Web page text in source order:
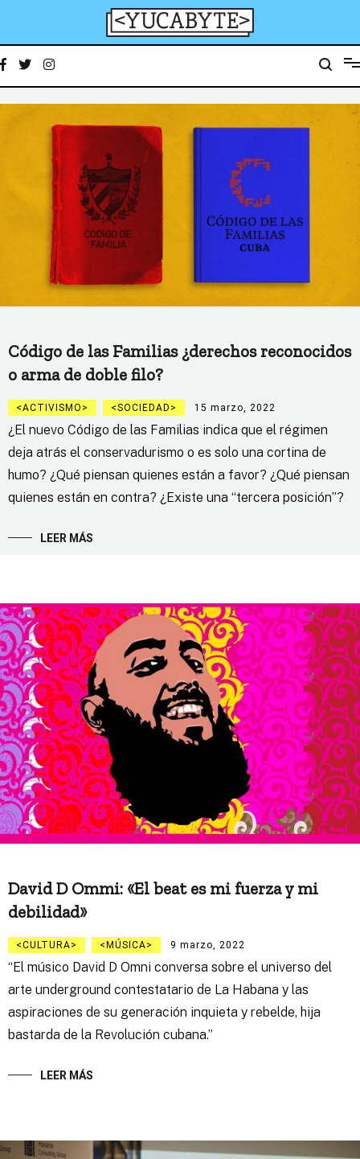
YucaByte
Código de las Familias ¿derechos reconocidos
o arma de doble filo?
ACTIVISMO SOCIEDAD 15 marzo, 2022
¿El nuevo Código de las Familias indica que el régimen
deja atrás el conservadurismo o es solo una cortina de
humo? ¿Qué piensan quienes están a favor? ¿Qué piensan
quienes están en contra? ¿Existe una “tercera posición”?
LEER MÁS
David D Ommi: «El beat es mi fuerza y mi
debilidad»
CULTURA MÚSICA 9 marzo, 2022
“El músico David D Omni conversa sobre el universo del
arte underground contestatario de La Habana y las
aspiraciones de su generación inquieta y rebelde, hija
bastarda de la Revolución cubana.”
LEER MÁS